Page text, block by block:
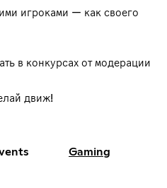
игроками — как своего
в конкурсах от модерации
движ!
Gaming